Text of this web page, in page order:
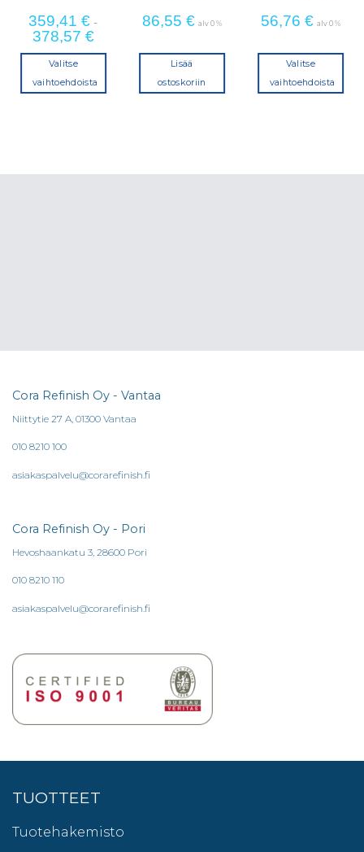
359,41€ -
378,57 €
Valitse
vaihtoehdoista
86,55 € alv 0 %
Lisää
ostoskoriin
56,76 € alv 0 %
Valitse
vaihtoehdoista
Cora Refinish Oy - Vantaa
Niittytie 27 A, 01300 Vantaa
010 8210 100
asiakaspalvelu@corarefinish.fi
Cora Refinish Oy - Pori
Hevoshaankatu 3, 28600 Pori
010 8210 110
asiakaspalvelu@corarefinish.fi
TUOTTEET
Tuotehakemisto